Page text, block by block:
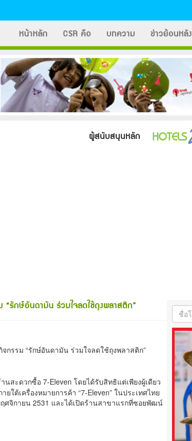
หน้าหลัก CSR คือ บทความ ข่าวย้อนหลัง
ผู้สนับสนุนหลัก
รักษ์อันดามัน ร่วมใจลดใช้ถุงพลาสติก”
กรรม “รักษ์อันดามัน ร่วมใจลดใช้ถุงพลาสติก”
สะดวกซื้อ 7-Eleven โดยได้รับสิทธิแต่เพียงผู้เดียว
ใต้เครื่องหมายการค้า “7-Eleven” ในประเทศไทย
ศจิกายน 2531 และได้เปิดร้านสาขาแรกที่ซอยพัฒน์